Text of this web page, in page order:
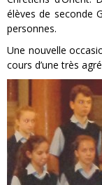
élèves de seconde
personnes.
Une nouvelle
cours d’une très